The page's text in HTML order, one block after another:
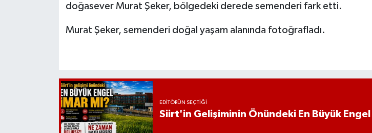
doğasever Murat Şeker, bölgedeki derede semenderi fark etti.
Murat Şeker, semenderi doğal yaşam alanında fotoğrafladı.
EDITÖRÜN SEÇTIĞI
Siirt'in Gelişiminin Önündeki En Büyük Engel